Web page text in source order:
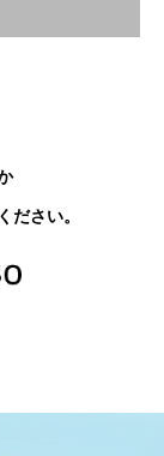
ださい。